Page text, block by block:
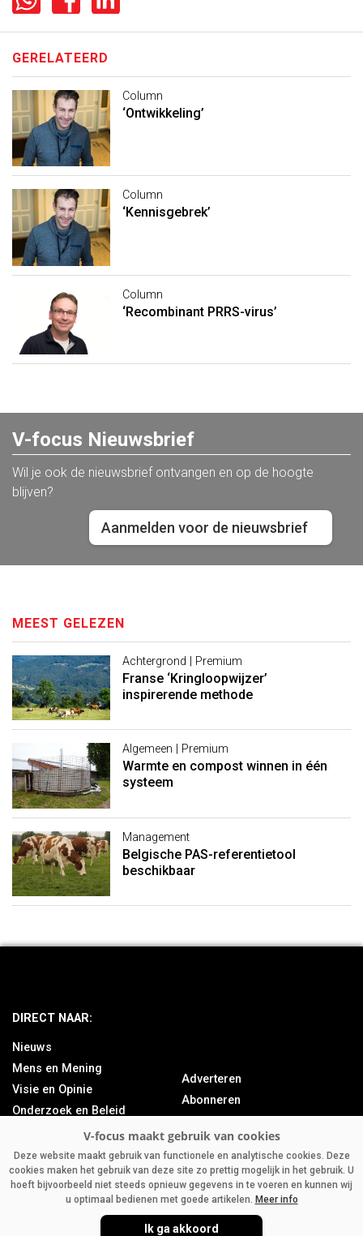
GERELATEERD
Column
‘Ontwikkeling’
Column
‘Kennisgebrek’
Column
‘Recombinant PRRS-virus’
V-focus Nieuwsbrief
Wil je ook de nieuwsbrief ontvangen en op de hoogte
blijven?
Aanmelden voor de nieuwsbrief
MEEST GELEZEN
Achtergrond | Premium
Franse ‘Kringloopwijzer’
inspirerende methode
Algemeen | Premium
Warmte en compost winnen in één
systeem
Management
Belgische PAS-referentietool
beschikbaar
DIRECT NAAR:
Nieuws
Mens en Mening
Visie en Opinie
Onderzoek en Beleid
Bedrijfsnieuws
Column
Adverteren
Abonneren
Contact
Deze website maakt gebruik van functionele en analytische cookies. Deze
cookies maken het gebruik van deze site zo prettig mogelijk in het gebruik. U
hoeft bijvoorbeeld niet steeds opnieuw gegevens in te voeren en kunnen wij
u optimaal bedienen met goede artikelen. Meer info
Ik ga akkoord